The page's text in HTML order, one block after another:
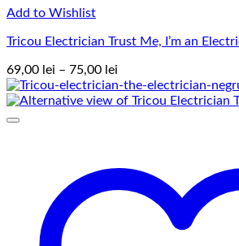
Add to Wishlist
Tricou Electrician Trust Me, I’m an
69,00 lei – 75,00 lei
de
prețuri: